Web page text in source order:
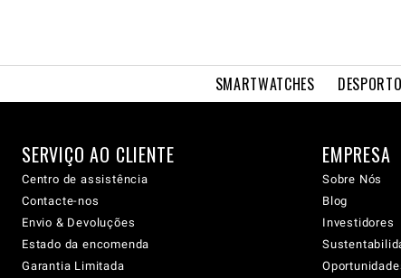
SMARTWATCHES
SERVIÇO AO CLIENTE
Centro de assistência
Contacte-nos
Envio & Devoluções
Estado da encomenda
Garantia Limitada
EMPRESA
Sobre Nós
Blog
Investidores